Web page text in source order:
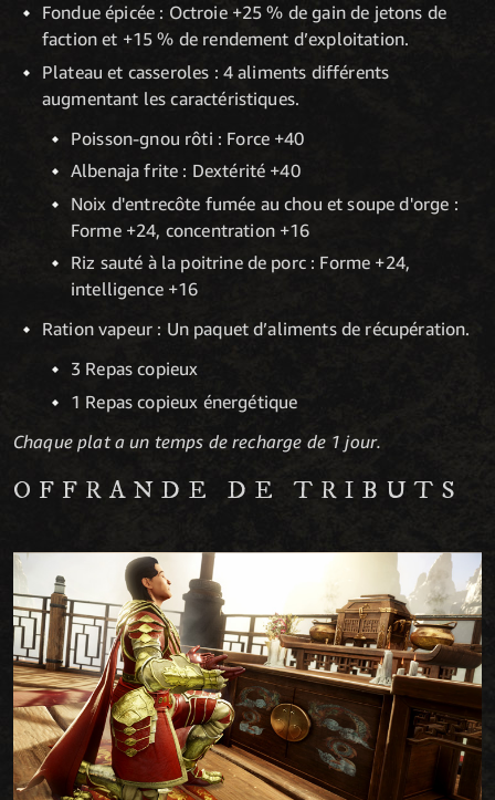
Fondue épicée : Octroie +25 % de gain de jetons de
faction et +15 % de rendement d’exploitation.
Plateau et casseroles : 4 aliments différents
augmentant les caractéristiques.
Poisson-gnou rôti : Force +40
Albenaja frite : Dextérité +40
Noix d'entrecôte fumée au chou et soupe d'orge :
Forme +24, concentration +16
Riz sauté à la poitrine de porc : Forme +24,
intelligence +16
Ration vapeur : Un paquet d’aliments de récupération.
3 Repas copieux
1 Repas copieux énergétique
Chaque plat a un temps de recharge de 1 jour.
OFFRANDE DE TRIBUTS